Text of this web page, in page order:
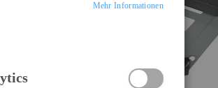
Mehr Informationen